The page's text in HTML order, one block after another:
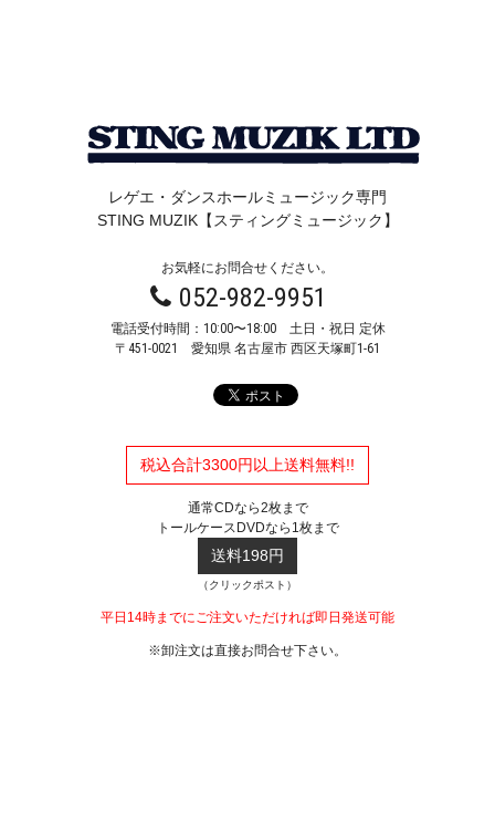
レゲエ・ダンスホールミュージック専門
STING MUZIK【スティングミュージック】
お気軽にお問合せください。
052-982-9951
電話受付時間：10:00〜18:00 土日・祝日 定休
〒451-0021 愛知県 名古屋市 西区天塚町1-61
税込合計3300円以上送料無料!!
通常CDなら2枚まで
トールケースDVDなら1枚まで
送料198円
（クリックポスト）
平日14時までにご注文いただければ即日発送可能
※卸注文は直接お問合せ下さい。